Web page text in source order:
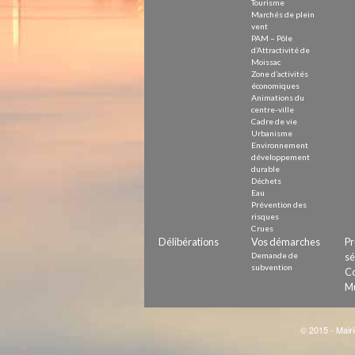
Tourisme
Marchés de plein
vent
PAM – Pôle
d’Attractivité de
Moissac
Zone d’activités
économiques
Animations du
centre-ville
Cadre de vie
Urbanisme
Environnement
développement
durable
Déchets
Eau
Prévention des
risques
Crues
Délibérations Vos démarches
Demande de
subvention
© 2015 -